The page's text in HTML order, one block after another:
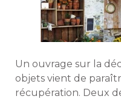
Un ouvrage sur la
objets vient de
récupération. Deux